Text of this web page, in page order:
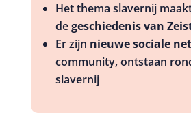
Het thema slavernij
degeschiedenis van
Er zijn nieuwe sociale
community, ontstaan
slavernij